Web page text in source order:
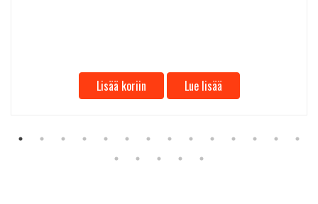
Lisää koriin Lue lisää